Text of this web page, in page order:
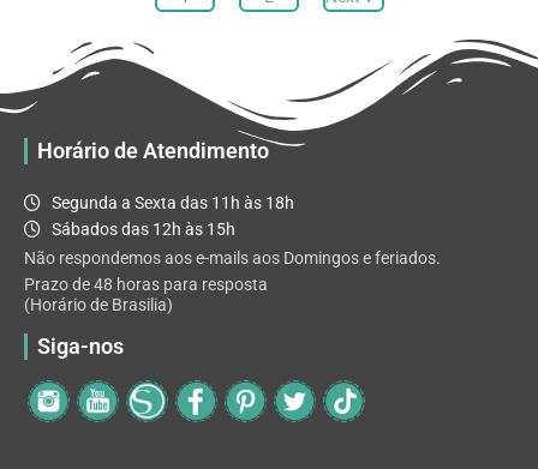
ser
escolhidas
Horário de Atendimento
Segunda a Sexta das 11h às 18h
Sábados das 12h às 15h
Não respondemos aos e-mails aos Domingos e feriados.
Prazo de 48 horas para resposta
(Horário de Brasilia)
Siga-nos